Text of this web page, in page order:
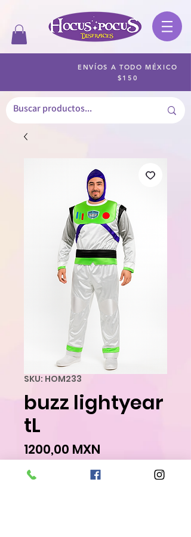
ENVÍOS A TODO MÉXICO
$150
SKU: HOM233
buzz lightyear
tL
1200,00 MXN
Agregar al carrito